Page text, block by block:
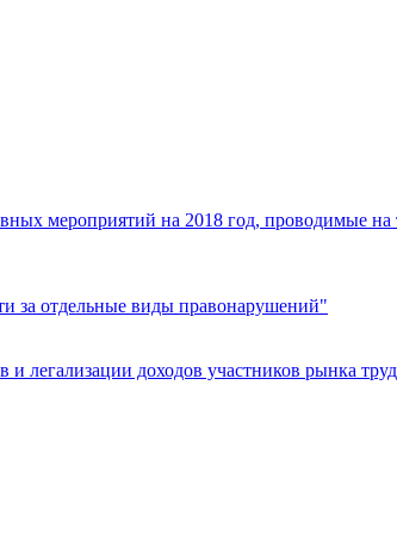
мероприятий на 2018 год, проводимые
за отдельные виды правонарушений"
легализации доходов участников рынка